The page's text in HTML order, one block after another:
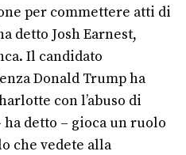
per commettere atti di
detto Josh Earnest,
Il candidato
Donald Trump ha
con l’abuso di
ha detto – gioca un ruolo
che vedete alla